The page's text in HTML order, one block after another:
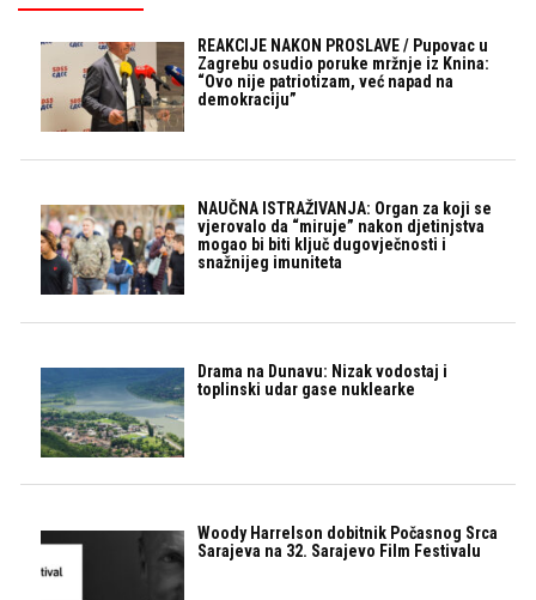
REAKCIJE NAKON PROSLAVE / Pupovac u
Zagrebu osudio poruke mržnje iz Knina:
“Ovo nije patriotizam, već napad na
demokraciju”
NAUČNA ISTRAŽIVANJA: Organ za koji se
vjerovalo da “miruje” nakon djetinjstva
mogao bi biti ključ dugovječnosti i
snažnijeg imuniteta
Drama na Dunavu: Nizak vodostaj i
toplinski udar gase nuklearke
Woody Harrelson dobitnik Počasnog Srca
Sarajeva na 32. Sarajevo Film Festivalu